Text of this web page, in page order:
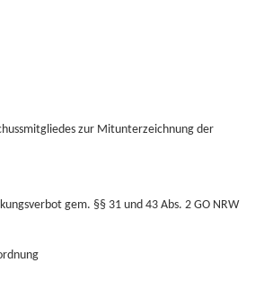
zur Mitunterzeichnung der
gem. §§ 31 und 43 Abs. 2 GO NRW